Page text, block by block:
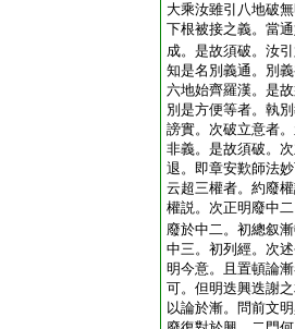
大乘汝雖引八地破
下根被接之義。當
成。是故須破。汝
知是名別義通。別
六地始齊羅漢。是
別是方便等者。執
謗實。次破立意者
非義。是故須破。
退。即章安歎師法
云超三權者。約廢
權説。次正明廢中
廢於中二。初總叙
中三。初列經。次
明今意。且置頓論
可。但明迭興迭謝
以論於漸。問前文